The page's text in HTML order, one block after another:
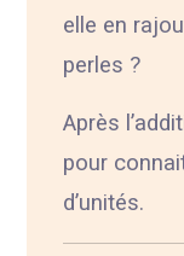
elle en
perles ?
Après
pour
d’unités.